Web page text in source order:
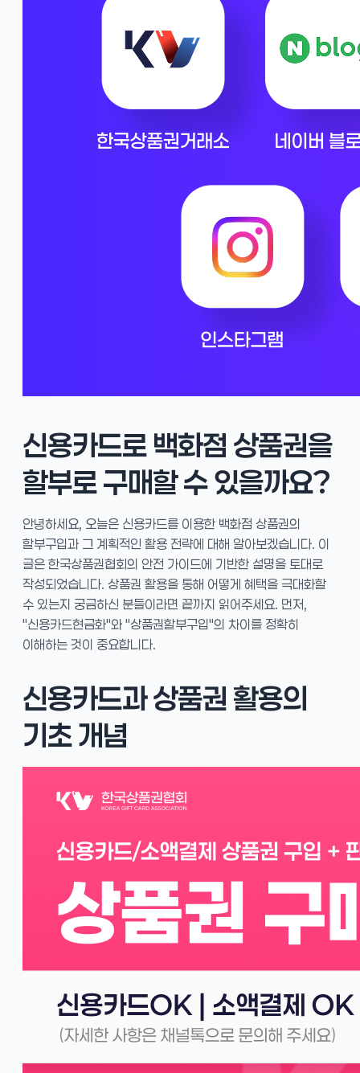
신용카드로 백화점 상품권을
할부로 구매할 수 있을까요?
안녕하세요, 오늘은 신용카드를 이용한 백화점 상품권의
할부구입과 그 계획적인 활용 전략에 대해 알아보겠습니다. 이
글은 한국상품권협회의 안전 가이드에 기반한 설명을 토대로
작성되었습니다. 상품권 활용을 통해 어떻게 혜택을 극대화할
수 있는지 궁금하신 분들이라면 끝까지 읽어주세요. 먼저,
"신용카드현금화"와 "상품권할부구입"의 차이를 정확히
이해하는 것이 중요합니다.
신용카드과 상품권 활용의
기초 개념